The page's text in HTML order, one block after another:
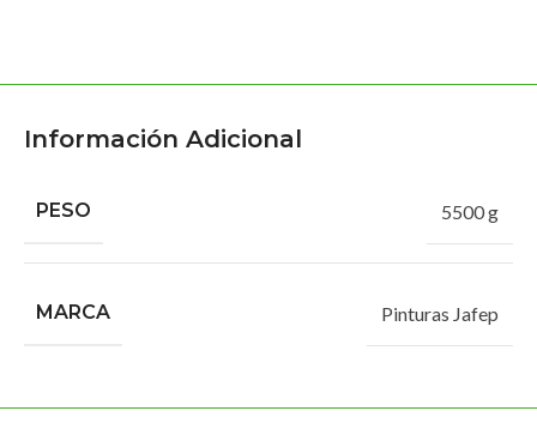
Información Adicional
PESO 5500 g
MARCA Pinturas Jafep